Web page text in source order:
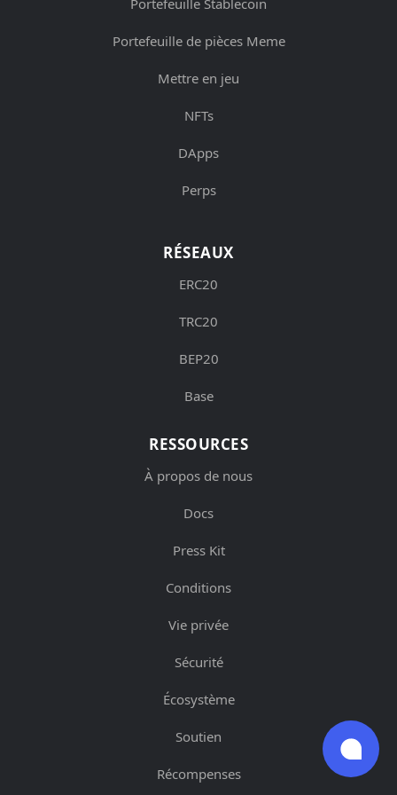
Portefeuille de pièces Meme
Mettre en jeu
NFTs
DApps
Perps
RÉSEAUX
ERC20
TRC20
BEP20
Base
RESSOURCES
À propos de nous
Docs
Press Kit
Conditions
Vie privée
Sécurité
Écosystème
Soutien
Récompenses